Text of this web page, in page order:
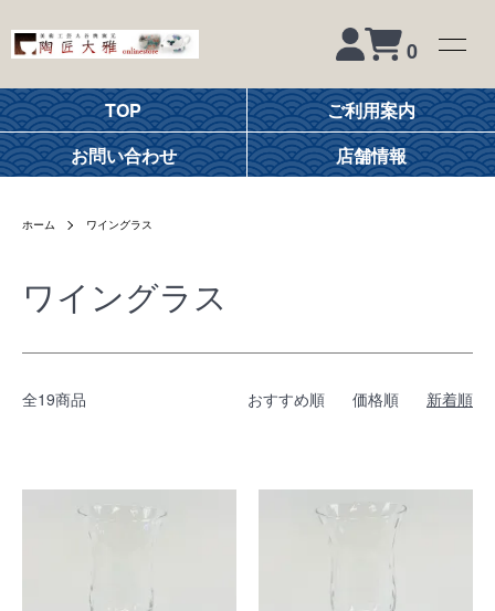
0
TOP
ご利用案内
お問い合わせ
店舗情報
ホーム ワイングラス
ワイングラス
全19商品 おすすめ順 価格順 新着順